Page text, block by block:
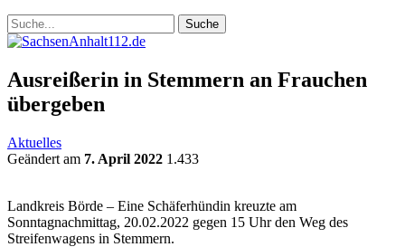
Ausreißerin in Stemmern an Frauchen
übergeben
Aktuelles
Geändert am 7. April 2022 1.433
Landkreis Börde – Eine Schäferhündin kreuzte am
Sonntagnachmittag, 20.02.2022 gegen 15 Uhr den Weg des
Streifenwagens in Stemmern.